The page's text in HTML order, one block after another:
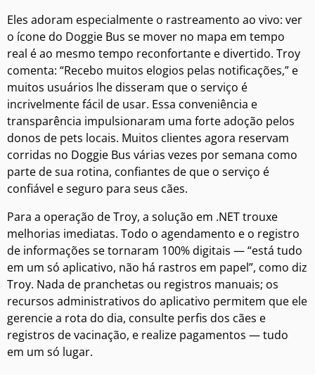
Eles adoram especialmente o rastreamento ao vivo: ver
o ícone do Doggie Bus se mover no mapa em tempo
real é ao mesmo tempo reconfortante e divertido. Troy
comenta: “Recebo muitos elogios pelas notificações,” e
muitos usuários lhe disseram que o serviço é
incrivelmente fácil de usar. Essa conveniência e
transparência impulsionaram uma forte adoção pelos
donos de pets locais. Muitos clientes agora reservam
corridas no Doggie Bus várias vezes por semana como
parte de sua rotina, confiantes de que o serviço é
confiável e seguro para seus cães.
Para a operação de Troy, a solução em .NET trouxe
melhorias imediatas. Todo o agendamento e o registro
de informações se tornaram 100% digitais — “está tudo
em um só aplicativo, não há rastros em papel”, como diz
Troy. Nada de pranchetas ou registros manuais; os
recursos administrativos do aplicativo permitem que ele
gerencie a rota do dia, consulte perfis dos cães e
registros de vacinação, e realize pagamentos — tudo
em um só lugar.